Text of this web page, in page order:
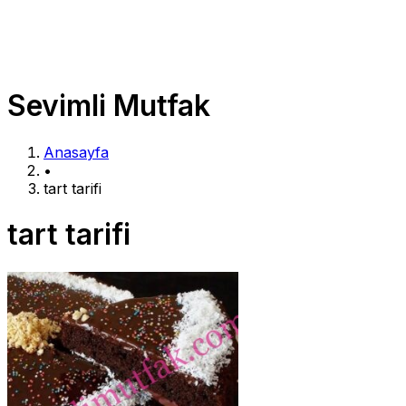
Sevimli Mutfak
Anasayfa
•
tart tarifi
tart tarifi